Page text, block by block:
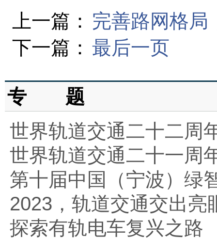
上一篇： 完善路网格局
下一篇： 最后一页
专 题
世界轨道交通二十二周
世界轨道交通二十一周
第十届中国（宁波）绿
2023，轨道交通交出亮
探索有轨电车复兴之路